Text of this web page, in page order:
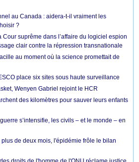
au Canada : aidera-t-il vraiment les
?
Cour suprême dans l’affaire du logiciel espion
clair contre la répression transnationale
au moment où la science promettait de
place six sites sous haute surveillance
Wenyen Gabriel rejoint le HCR
des kilomètres pour sauver leurs enfants
s’intensifie, les civils – et le monde – en
de deux mois, l'épidémie frôle le bilan